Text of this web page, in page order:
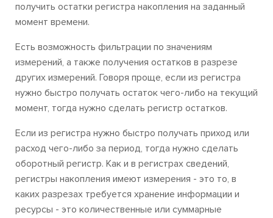
получить остатки регистра накопления на заданный
момент времени.
Есть возможность фильтрации по значениям
измерений, а также получения остатков в разрезе
других измерений. Говоря проще, если из регистра
нужно быстро получать остаток чего-либо на текущий
момент, тогда нужно сделать регистр остатков.
Если из регистра нужно быстро получать приход или
расход чего-либо за период, тогда нужно сделать
оборотный регистр. Как и в регистрах сведений,
регистры накопления имеют измерения - это то, в
каких разрезах требуется хранение информации и
ресурсы - это количественные или суммарные